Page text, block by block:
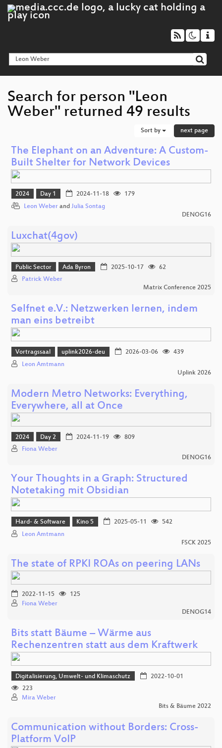
Search for person "Leon
Weber" returned 49 results
Sort by next page
The Elephant on an Adventure: A Custom-
Built Shelter for Network Devices
2024 Day 1 2024-11-18
179
Leon Weber and Julia Sontag
DENOG16
Luxchat(4gov)
Public Sector Ada Byron 2025-10-17
62
Patrick Weber
Matrix Conference 2025
Selfnet e.V.: Netzwerken lernen, indem
man eins betreibt
Vortragssaal uplink2026-deu 2026-03-06
439
Leon Amtmann
Uplink 2026
Modern Metro Networks: Everything,
Everywhere, all at Once
2024 Day 2 2024-11-19
809
Fiona Weber
DENOG16
Your Thoughts in a Graph: Structured
Notetaking mit Obsidian
Hard- & Software Kino 5 2025-05-11
542
Leon Amtmann
FSCK 2025
The state of RPKI ROAs on peering LANs
2022-11-15
125
Fiona Weber
DENOG14
Bits statt Bäume – Wärme aus
Rechenzentren statt aus dem Kraftwerk
Digitalisierung, Umwelt- und Klimaschutz
2022-10-01
223
Mira Weber
Bits & Bäume 2022
Communication without Borders: Cross-
Platform VoIP